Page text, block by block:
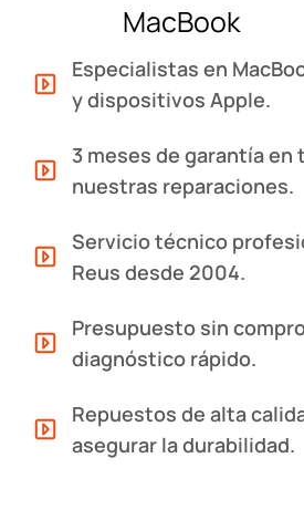
MacBook
Especialistas en
y dispositivos Apple.
3 meses de garantía en
nuestras reparaciones.
Servicio técnico
Reus desde 2004.
Presupuesto sin
diagnóstico rápido.
Repuestos de alta
asegurar la durabilidad.